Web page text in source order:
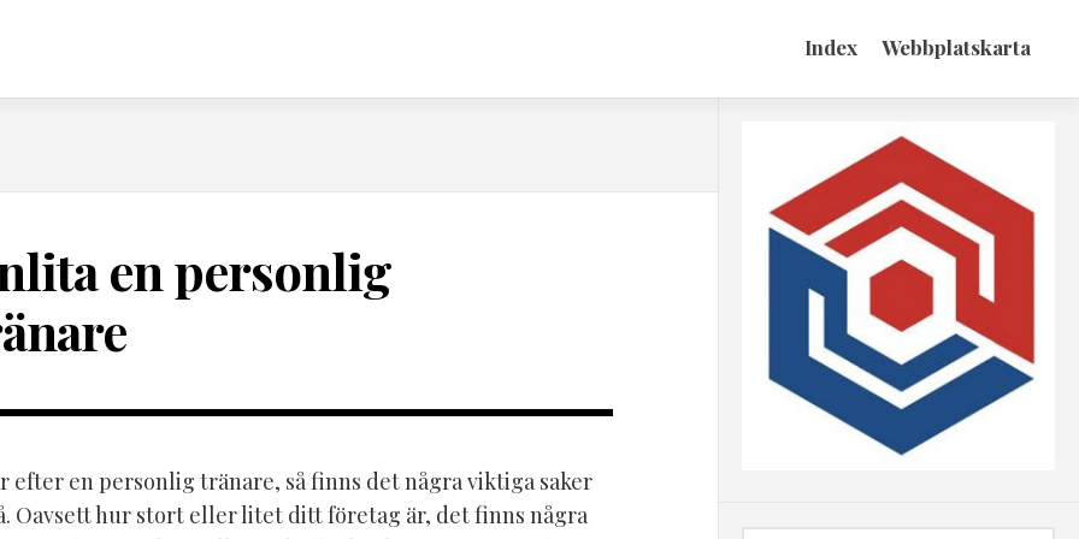
Index Webbplatskarta
en personlig
efter en personlig tränare, så finns det några viktiga saker
Oavsett hur stort eller litet ditt företag är, det finns några